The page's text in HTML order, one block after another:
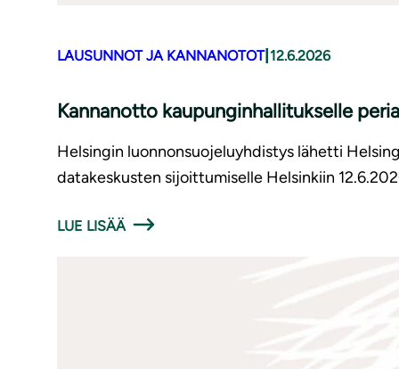
LAUSUNNOT JA KANNANOTOT| 12.6.2026
Kannanotto kaupunginhallitukselle
Helsingin luonnonsuojeluyhdistys lähetti
datakeskusten sijoittumiselle Helsinkiin
LUE LISÄÄ